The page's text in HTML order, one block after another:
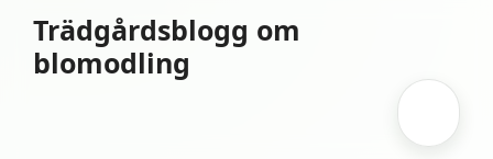
innehåll
Trädgårdsblogg om
blomodling